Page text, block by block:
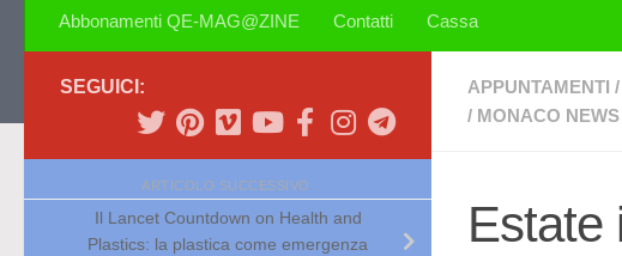
Abbonamenti QE-MAG@ZINE Contatti Cassa
APPUNTAMENTI /
/ MONACO NEWS
Estate
SEGUICI:
ARTICOLO SUCCESSIVO
Il Lancet Countdown on Health and
Plastics: la plastica come emergenza